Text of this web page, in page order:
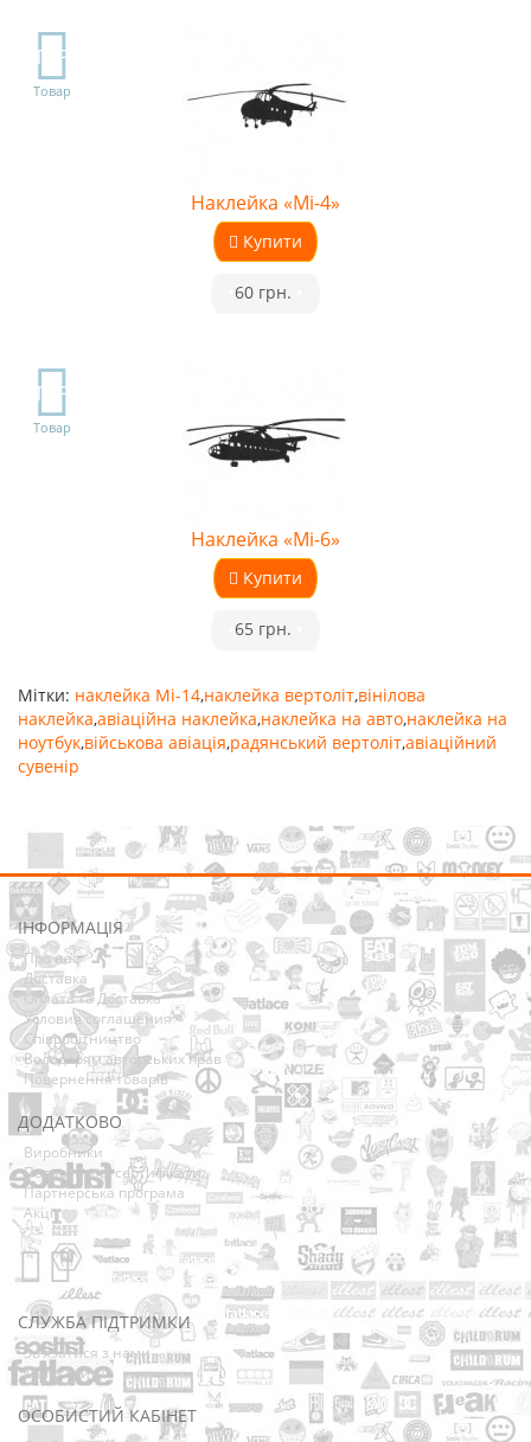
TOP
Товар
Наклейка «Мі-4»
Купити
60 грн.
TOP
Товар
Наклейка «Мі-6»
Купити
65 грн.
Мітки: наклейка Мі-14,наклейка вертоліт,вінілова
наклейка,авіаційна наклейка,наклейка на авто,наклейка на
ноутбук,військова авіація,радянський вертоліт,авіаційний
сувенір
ІНФОРМАЦІЯ
Про нас
Доставка
Оплата та Доставка
Условия соглашения
Співробітництво
Володарям авторських прав
Повернення товарів
ДОДАТКОВО
Виробники
Подарункові сертифікати
Партнерська програма
Акції
СЛУЖБА ПІДТРИМКИ
Зв’язатися з нами
Мапа сайту
ОСОБИСТИЙ КАБІНЕТ